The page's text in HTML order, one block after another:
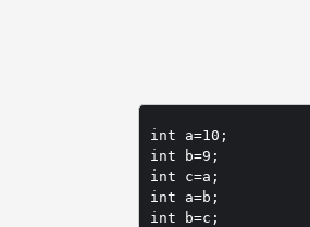
int a=10;
int b=9;
int c=a;
int a=b;
int b=c;